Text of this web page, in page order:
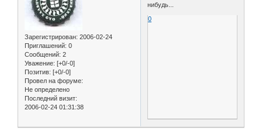
Зарегистрирован: 2006-02-24
Приглашений: 0
Сообщений: 2
Уважение: [+0/-0]
Позитив: [+0/-0]
Провел на форуме:
Не определено
Последний визит:
2006-02-24 01:31:38
нибудь...
0